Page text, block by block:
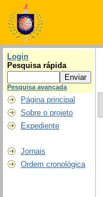
Login
Pesquisa rápida
Pesquisa avançada
Página principal
Sobre o projeto
Expediente
Jornais
Ordem cronológica